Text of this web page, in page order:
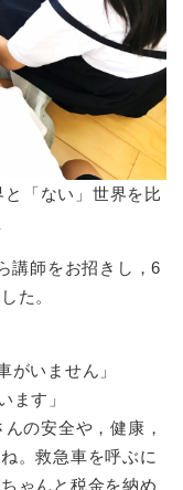
「ない」世界を比
講師をお招きし，6
た。
がいません」
ます」
の安全や，健康，
。救急車を呼ぶに
ゃんと税金を納め